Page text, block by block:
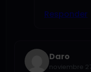
Responder
Daro
noviembre